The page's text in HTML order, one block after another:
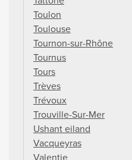
Toulon
Toulouse
Tournon-sur-Rhône
Tournus
Tours
Trèves
Trévoux
Trouville-Sur-Mer
Ushant eiland
Vacqueyras